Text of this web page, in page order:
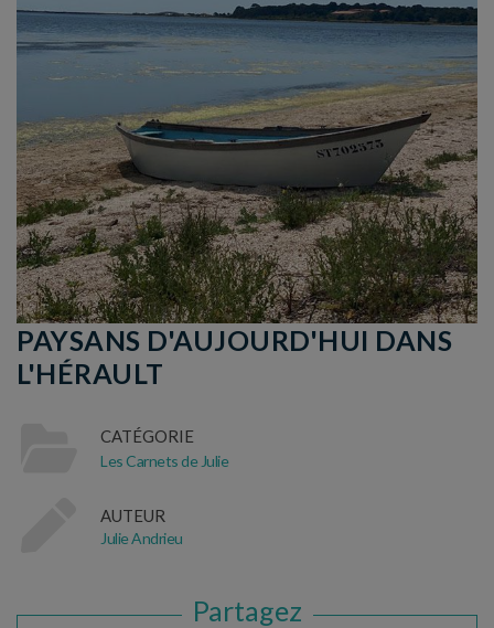
PAYSANS D'AUJOURD'HUI DANS
L'HÉRAULT
CATÉGORIE
Les Carnets de Julie
AUTEUR
Julie Andrieu
Partagez